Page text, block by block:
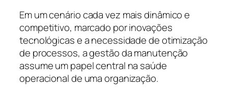
Em um cenário cada vez mais dinâmico e
competitivo, marcado por inovações
tecnológicas e a necessidade de otimização
de processos, a gestão da manutenção
assume um papel central na saúde
operacional de uma organização.